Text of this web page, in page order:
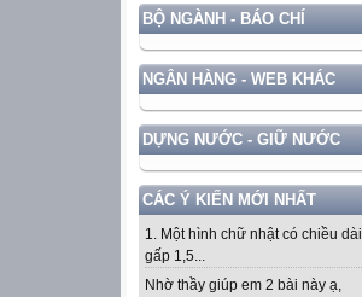
BỘ NGÀNH - BÁO CHÍ
NGÂN HÀNG - WEB KHÁC
DỰNG NƯỚC - GIỮ NƯỚC
CÁC Ý KIẾN MỚI NHẤT
1. Một hình chữ nhật có chiều dài
gấp 1,5...
Nhờ thầy giúp em 2 bài này ạ,